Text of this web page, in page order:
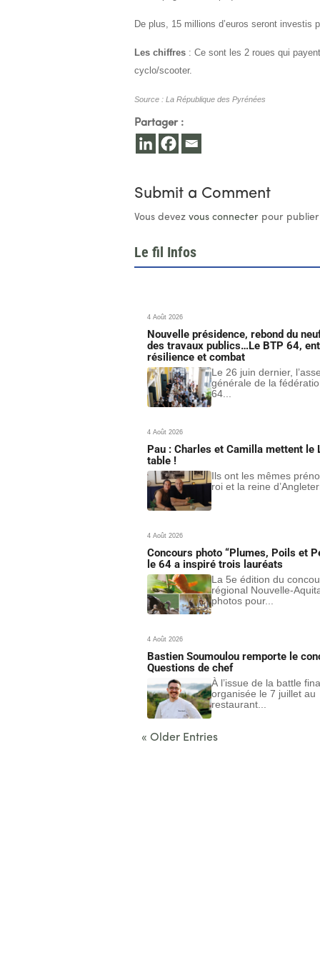
De plus, 15 millions d’euros seront investis
Les chiffres : Ce sont les 2 roues qui
cyclo/scooter.
Source : La République des Pyrénées
Partager :
Submit a Comment
Vous devezvous connecter pour
Le fil Infos
4 Août 2026
Nouvelle présidence, rebond du
des travaux publics…Le BTP 64,
résilience et combat
Le 26 juin dernier,
générale de la
64...
4 Août 2026
Pau : Charles et Camilla mettent le
table !
Ils ont les mêmes
roi et la reine
4 Août 2026
Concours photo “Plumes, Poils et
le 64 a inspiré trois lauréats
La 5e édition du
régional Nouvelle-
photos pour...
4 Août 2026
Bastien Soumoulou remporte le
Questions de chef
À l’issue de la battle
organisée le 7 juillet au
restaurant...
« Older Entries